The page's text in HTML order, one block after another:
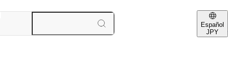
Español
JPY